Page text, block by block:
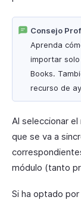
Consejo
Aprenda
importar
Books.
recurso de
Al seleccionar
que se va a
módulo (tanto
Si ha optado